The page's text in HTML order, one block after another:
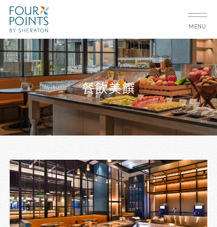
MENU
餐飲美饌